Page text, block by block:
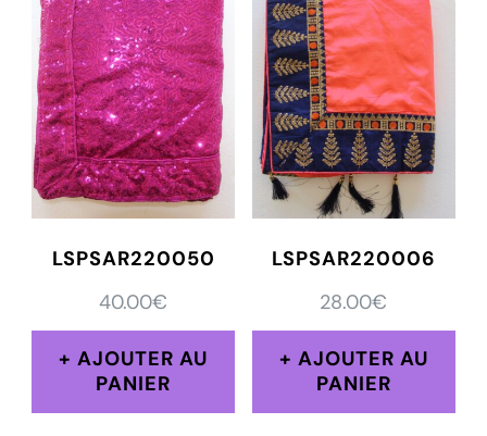
LSPSAR220050
40.00€
AJOUTER AU
PANIER
LSPSAR220006
28.00€
AJOUTER AU
PANIER